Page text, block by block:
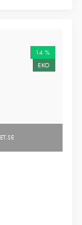
14 %
EKO